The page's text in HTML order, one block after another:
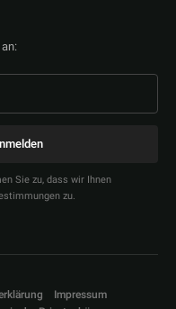
Sie zu, dass wir Ihnen
zu.
Impressum